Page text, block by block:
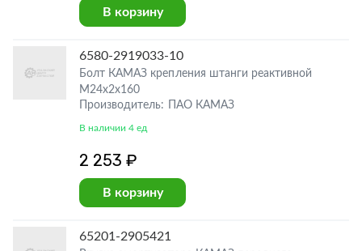
В корзину
6580-2919033-10
Болт КАМАЗ крепления штанги реактивной
М24х2х160
Производитель: ПАО КАМАЗ
В наличии 4 ед
2 253 ₽
В корзину
65201-2905421